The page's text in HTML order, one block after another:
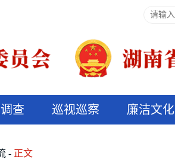
查 巡视巡察 廉洁文化
正文